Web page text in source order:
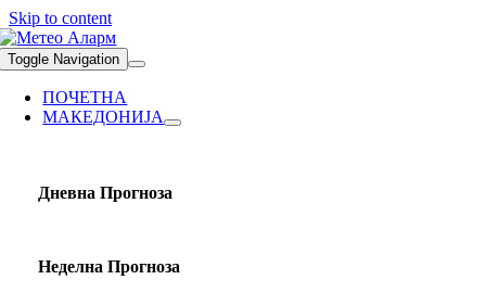
Skip to content
Toggle Navigation
ПОЧЕТНА
МАКЕДОНИЈА
Дневна Прогноза
Неделна Прогноза